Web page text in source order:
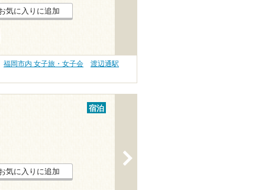
気に入りに追加
福岡市内 女子旅・女子会
渡辺通駅
宿泊
気に入りに追加